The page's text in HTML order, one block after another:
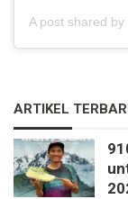
A post shared
ARTIKEL